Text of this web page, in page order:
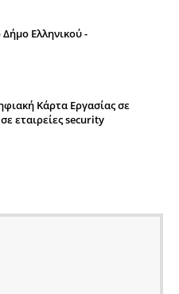
Ελληνικού -
Κάρτα Εργασίας σε
εταιρείες security